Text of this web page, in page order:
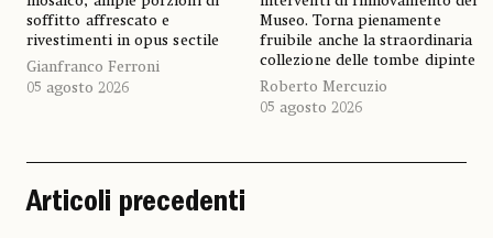
soffitto affrescato e
rivestimenti in opus sectile
Gianfranco Ferroni
05 agosto 2026
Museo. Torna pienamente
fruibile anche la straordinaria
collezione delle tombe dipinte
Roberto Mercuzio
05 agosto 2026
Articoli precedenti